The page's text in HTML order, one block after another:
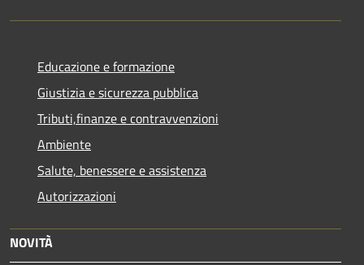
Educazione e formazione
Giustizia e sicurezza pubblica
Tributi,finanze e contravvenzioni
Ambiente
Salute, benessere e assistenza
Autorizzazioni
NOVITÀ